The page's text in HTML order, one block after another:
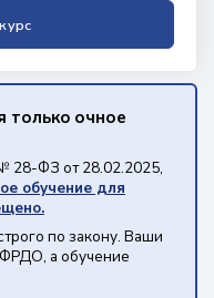
только очное
28-ФЗ от 28.02.2025,
обучение для
по закону. Ваши
а обучение